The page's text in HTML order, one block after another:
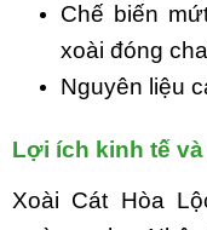
Chế biến
xoài đóng
Nguyên liệu
Lợi ích kinh tế
Xoài Cát Hòa